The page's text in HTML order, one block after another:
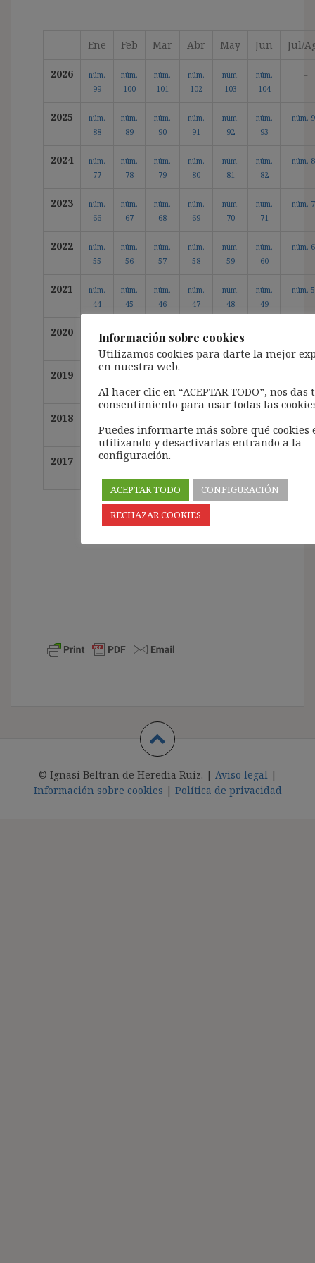
Ene Feb Mar Abr May Jun Jul/
2026
núm.
99
núm.
100
núm.
101
núm.
102
núm.
103
núm.
104
–
2025
núm.
88
núm.
89
núm.
90
núm.
91
núm.
92
núm.
93
núm.
2024
núm.
77
núm.
78
núm.
79
núm.
80
núm.
81
núm.
82
núm.
2023
núm.
66
núm.
67
núm.
68
núm.
69
núm.
70
num.
71
núm.
2022
núm.
55
núm.
56
núm.
57
núm.
58
núm.
59
núm.
60
núm.
2021
núm.
44
núm.
45
núm.
46
núm.
47
núm.
48
núm.
49
núm.
2020
núm.
núm.
núm.
2019
22
23
24
25
26
27
2018
11
12
13
14
15
16
2017
núm.
núm.
núm.
© Ignasi Beltran de Heredia Ruiz. | Aviso legal |
Información sobre cookies | Política de privacidad
Información sobre cookies
Utilizamos cookies para darte la mejor
en nuestra web.
Al hacer clic en “ACEPTAR TODO”, nos das
consentimiento para usar todas las
Puedes informarte más sobre qué cookies
utilizando y desactivarlas entrando a la
configuración.
ACEPTAR TODO
CONFIGURACIÓN
RECHAZAR COOKIES